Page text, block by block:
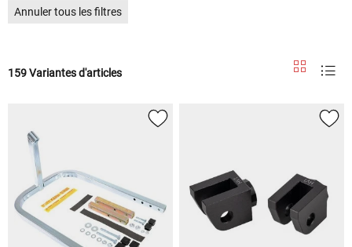
Annuler tous les filtres
159 Variantes d'articles